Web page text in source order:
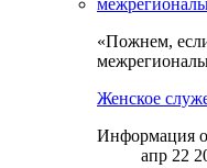
«Пожнем,
Женское
Информация
апр 22